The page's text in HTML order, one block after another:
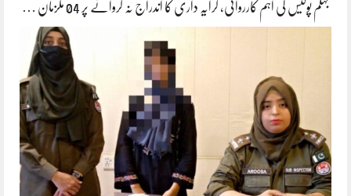
جہلم پولیس کی اہم کارروائی، کرایہ داری کا اندراج نہ کروانے پر 04 ملزمان …